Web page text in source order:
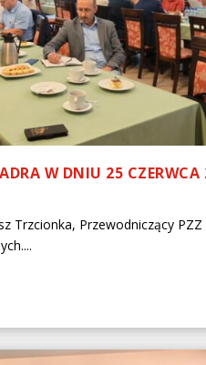
W DNIU 25 CZERWCA
Trzcionka, Przewodniczący PZZ